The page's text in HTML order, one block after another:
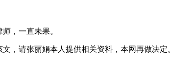
，一直未果。
，请张丽娟本人提供相关资料，本网再做决定。